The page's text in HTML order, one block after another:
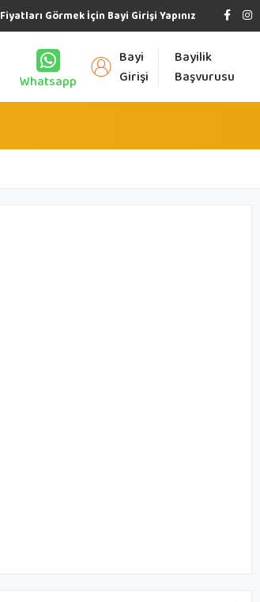
Fiyatları Görmek İçin Bayi Girişi Yapınız
Whatsapp
Bayi
Girişi
Bayilik
Başvurusu